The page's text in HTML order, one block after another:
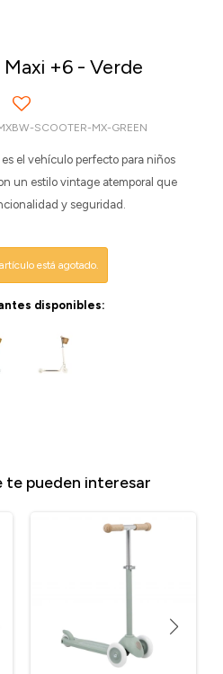
+6 - Verde
SCOOTER-MX-GREEN
el vehículo perfecto para niños
un estilo vintage atemporal que
y seguridad.
está agotado.
disponibles:
te pueden interesar